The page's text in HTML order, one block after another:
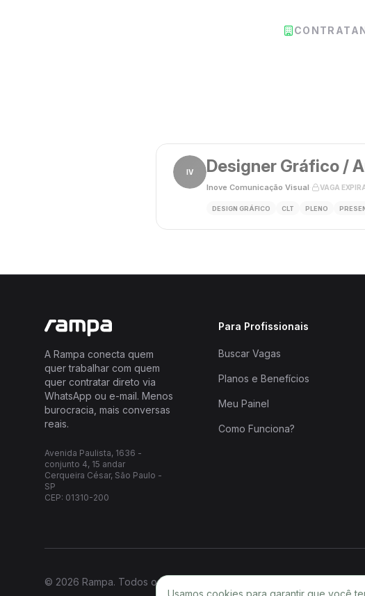
IV Designer Gráfico /
Inove Comunicação Visual VAGA
DESIGN GRÁFICO CLT PLENO
A Rampa conecta quem
quer trabalhar com quem
quer contratar direto via
WhatsApp ou e-mail. Menos
burocracia, mais conversas
reais.
Avenida Paulista, 1636 -
conjunto 4, 15 andar
Cerqueira César, São Paulo -
SP
CEP: 01310-200
Para Profissionais
Buscar Vagas
Planos e Benefícios
Meu Painel
Como Funciona?
© 2026 Rampa. Todos os direitos reservados.
Usamos cookies para garantir que você